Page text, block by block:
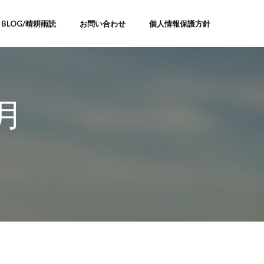
BLOG/晴耕雨読 お問い合わせ 個人情報保護方針